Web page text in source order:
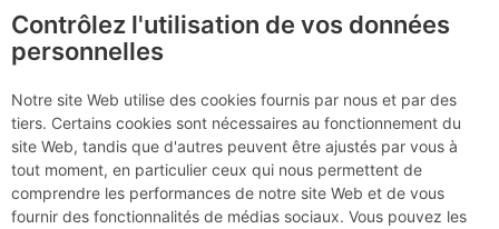
Mont Selletta : Par la
crête de Cavallo Bianco
Mercredi 1 février 2017
Contrôlez l'utilisation de vos données
personnelles
Notre site Web utilise des cookies fournis par nous et par des
tiers. Certains cookies sont nécessaires au fonctionnement du
site Web, tandis que d'autres peuvent être ajustés par vous à
tout moment, en particulier ceux qui nous permettent de
comprendre les performances de notre site Web et de vous
fournir des fonctionnalités de médias sociaux. Vous pouvez les